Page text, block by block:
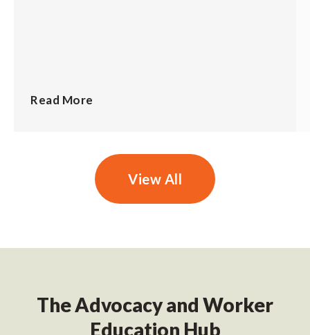
Read More
View All
The Advocacy and Worker
Education Hub